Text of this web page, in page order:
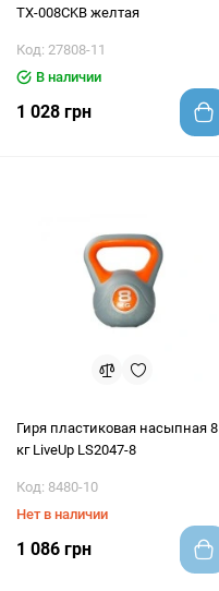
TX-008CKB желтая
Код: 27808-11
В наличии
1 028 грн
Гиря пластиковая насыпная 8
кг LiveUp LS2047-8
Код: 8480-10
Нет в наличии
1 086 грн